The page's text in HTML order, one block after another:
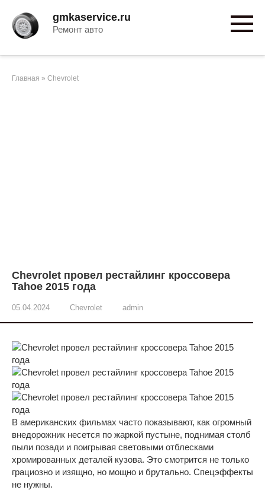
контенту
gmkaservice.ru
Ремонт авто
Главная » Chevrolet
Chevrolet провел рестайлинг кроссовера
Tahoe 2015 года
05.04.2024 Chevrolet admin
В американских фильмах часто показывают, как огромный
внедорожник несется по жаркой пустыне, поднимая столб
пыли позади и поигрывая световыми отблесками
хромированных деталей кузова. Это смотрится не только
грациозно и изящно, но мощно и брутально. Спецэффекты
не нужны.